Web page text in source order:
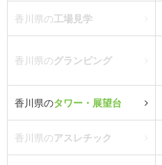
香川県の工場見学
香川県のグランピング
香川県のタワー・展望台
香川県のアスレチック